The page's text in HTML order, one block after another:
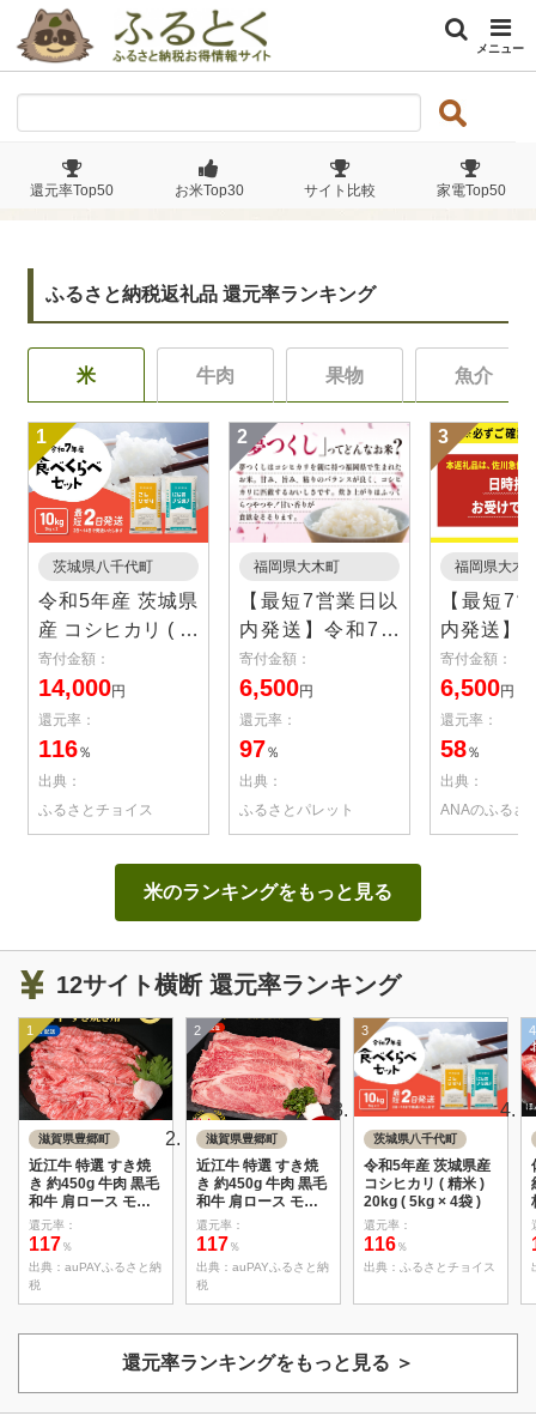
メニュー
還元率Top50 お米Top30 サイト比較 家電Top50
ふるさと納税返礼品 還元率ランキング
米 牛肉 果物 魚介
茨城県八千代町
令和5年産 茨城県
産 コシヒカリ ( 精
米 ) 20kg ( 5kg × 4
袋 )
寄付金額：
14,000円
還元率：
116％
出典：
ふるさとチョイス
福岡県大木町
【最短7営業日以
内発送】令和7年
産 福岡県産米 夢
つくし 5kg 精米 ※
北海道・沖縄・離
島は配送不可
寄付金額：
6,500円
還元率：
97％
出典：
ふるさとパレット
福岡県大木
【最短7
内発送】
米 夢つく
和7年産
道・沖縄
配送不可
単一米 単
7年産 国
ランド米
寄付金額：
6,500円
還元率：
58％
出典：
ANAのふるさ
米のランキングをもっと見る
12サイト横断 還元率ランキング
1
滋賀県豊郷町
近江牛 特選 すき焼
き 約450g 牛肉 黒毛
和牛 肩ロース モモ
すきやき すき焼き肉
すき焼き用 肉 お肉
牛 和牛 納期 最長3カ
月 冷蔵
還元率：
117％
出典： auPAYふるさと納
税
2
滋賀県豊郷町
近江牛 特選 すき焼
き 約450g 牛肉 黒毛
和牛 肩ロース モモ
すきやき すき焼き肉
すき焼き用 肉 お肉
牛 和牛 納期 最長3カ
月 冷蔵
還元率：
117％
出典： auPAYふるさと納
税
3
茨城県八千代町
令和5年産 茨城県産
コシヒカリ ( 精米 )
20kg ( 5kg × 4袋 )
還元率：
116％
出典：
ふるさとチョイス
4
還元率ランキングをもっと見る ＞